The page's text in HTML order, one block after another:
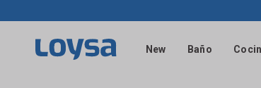
New Baño